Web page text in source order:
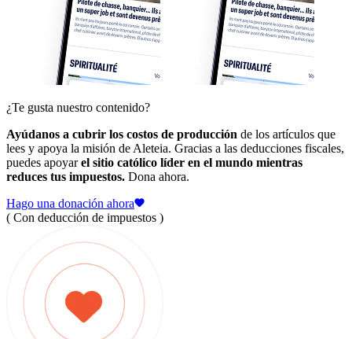
¿Te gusta nuestro contenido?
Ayúdanos a cubrir los costos de producción de los artículos que
lees y apoya la misión de Aleteia. Gracias a las deducciones fiscales,
puedes apoyarel sitio católico líder en el mundo mientras
reduces tus impuestos. Dona ahora.
Hago una donación ahora
( Con deducción de impuestos )